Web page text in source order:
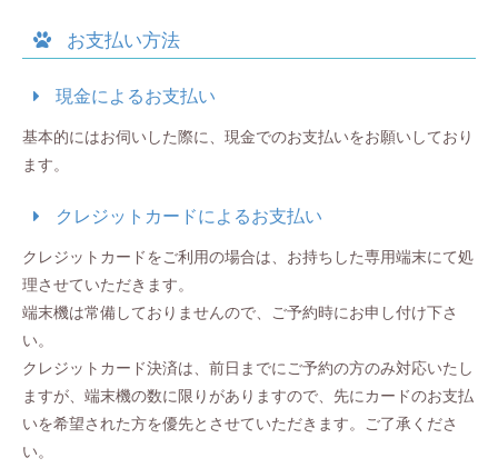
お支払い方法
現金によるお支払い
基本的にはお伺いした際に、現金でのお支払いをお願いしており
ます。
クレジットカードによるお支払い
クレジットカードをご利用の場合は、お持ちした専用端末にて処
理させていただきます。
端末機は常備しておりませんので、ご予約時にお申し付け下さ
い。
クレジットカード決済は、前日までにご予約の方のみ対応いたし
ますが、端末機の数に限りがありますので、先にカードのお支払
いを希望された方を優先とさせていただきます。ご了承くださ
い。